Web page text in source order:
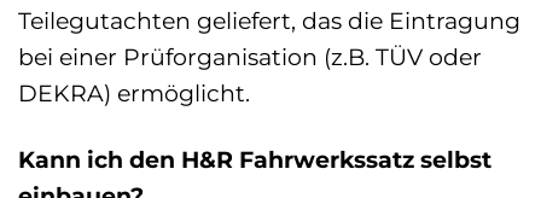
Teilegutachten geliefert, das die Eintragung
bei einer Prüforganisation (z.B. TÜV oder
DEKRA) ermöglicht.
Kann ich den H&R Fahrwerkssatz selbst